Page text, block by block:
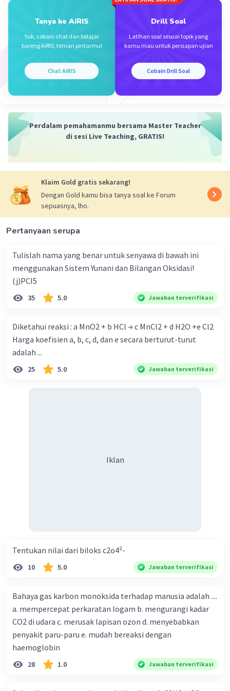
Tanya ke AiRIS
Yuk, cobain chat dan belajar
bareng AiRIS, teman pintarmu!
Chat AiRIS
Drill Soal
Latihan soal sesuai topik yang
kamu mau untuk persiapan ujian
Cobain Drill Soal
Perdalam pemahamanmu bersama Master Teacher
di sesi Live Teaching, GRATIS!
Klaim Gold gratis sekarang!
Dengan Gold kamu bisa tanya soal ke Forum
sepuasnya, lho.
Pertanyaan serupa
Tulislah nama yang benar untuk senyawa di bawah ini
menggunakan Sistem Yunani dan Bilangan Oksidasi!
(j)PCI5
35 5.0 Jawaban terverifikasi
Diketahui reaksi : a MnO2 + b HCl → c MnCl2 + d H2O +e Cl2
Harga koefisien a, b, c, d, dan e secara berturut-turut
adalah ...
25 5.0 Jawaban terverifikasi
Iklan
Tentukan nilai dari biloks c2o4²-
10 5.0 Jawaban terverifikasi
Bahaya gas karbon monoksida terhadap manusia adalah ....
a. mempercepat perkaratan logam b. mengurangi kadar
CO2 di udara c. merusak lapisan ozon d. menyebabkan
penyakit paru-paru e. mudah bereaksi dengan
haemoglobin
28 1.0 Jawaban terverifikasi